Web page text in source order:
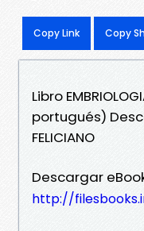
Copy Link Copy
Libro
portugués)
FELICIANO
Descargar
http://